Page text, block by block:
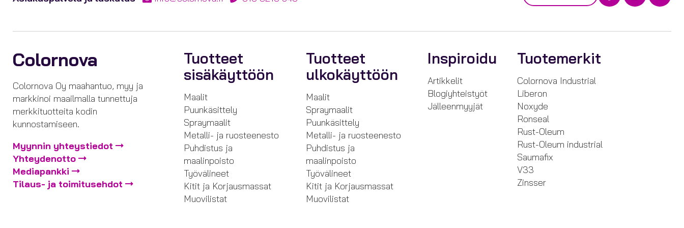
Colornova
Colornova Oy maahantuo, myy ja
markkinoi maailmalla tunnettuja
merkkituotteita kodin
kunnostamiseen.
Myynnin yhteystiedot
Yhteydenotto
Mediapankki
Tilaus- ja toimitusehdot
Tuotteet
sisäkäyttöön
Maalit
Puunkäsittely
Spraymaalit
Metalli- ja ruosteenesto
Puhdistus ja
maalinpoisto
Työvälineet
Kitit ja Korjausmassat
Muovilistat
Tuotteet
ulkokäyttöön
Maalit
Spraymaalit
Puunkäsittely
Metalli- ja ruosteenesto
Puhdistus ja
maalinpoisto
Työvälineet
Kitit ja Korjausmassat
Muovilistat
Inspiroidu
Artikkelit
Blogiyhteistyöt
Jälleenmyyjät
Tuotemerkit
Colornova Industrial
Liberon
Noxyde
Ronseal
Rust-Oleum
Rust-Oleum industrial
Saumafix
V33
Zinsser